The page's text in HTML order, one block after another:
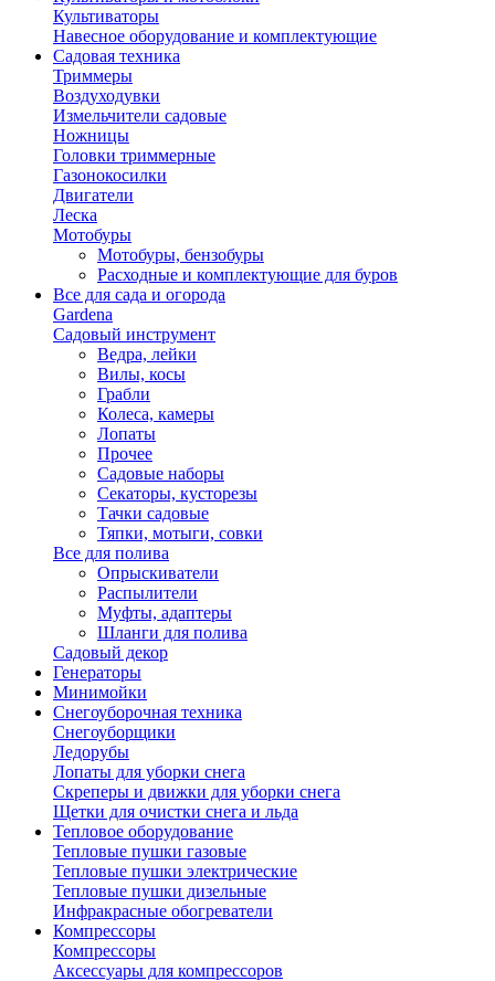
Культиваторы
Навесное оборудование и комплектующие
Садовая техника
Триммеры
Воздуходувки
Измельчители садовые
Ножницы
Головки триммерные
Газонокосилки
Двигатели
Леска
Мотобуры
Мотобуры, бензобуры
Расходные и комплектующие для буров
Все для сада и огорода
Gardena
Садовый инструмент
Ведра, лейки
Вилы, косы
Грабли
Колеса, камеры
Лопаты
Прочее
Садовые наборы
Секаторы, кусторезы
Тачки садовые
Тяпки, мотыги, совки
Все для полива
Опрыскиватели
Распылители
Муфты, адаптеры
Шланги для полива
Садовый декор
Генераторы
Минимойки
Снегоуборочная техника
Снегоуборщики
Ледорубы
Лопаты для уборки снега
Скреперы и движки для уборки снега
Щетки для очистки снега и льда
Тепловое оборудование
Тепловые пушки газовые
Тепловые пушки электрические
Тепловые пушки дизельные
Инфракрасные обогреватели
Компрессоры
Компрессоры
Аксессуары для компрессоров